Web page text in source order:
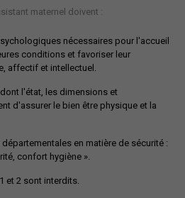
maternel doivent :
nécessaires pour l'accueil
conditions et favoriser leur
affectif et intellectuel.
l'état, les dimensions et
d'assurer le bien être physique et la
en matière de sécurité :
confort hygiène ».
et 2 sont interdits.